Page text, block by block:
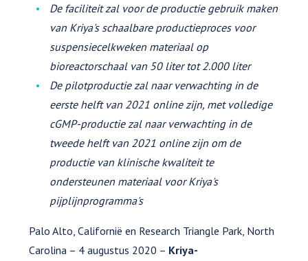
De faciliteit zal voor de productie gebruik maken
van Kriya's schaalbare productieproces voor
suspensiecelkweken materiaal op
bioreactorschaal van 50 liter tot 2.000 liter
De pilotproductie zal naar verwachting in de
eerste helft van 2021 online zijn, met volledige
cGMP-productie zal naar verwachting in de
tweede helft van 2021 online zijn om de
productie van klinische kwaliteit te
ondersteunen materiaal voor Kriya's
pijplijnprogramma's
Palo Alto, Californië en Research Triangle Park, North
Carolina – 4 augustus 2020 – Kriya-